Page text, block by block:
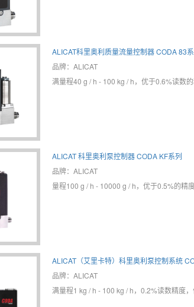
ALICAT科里奥利质量流量控制器 CODA 83
品牌：ALICAT
满量程40 g / h - 100 kg / h，优于0.6%读数
ALICAT 科里奥利泵控制器 CODA KF系列
品牌：ALICAT
量程100 g / h - 10000 g / h，优于0.5%的精
ALICAT（艾里卡特）科里奥利泵控制系统
品牌：ALICAT
满量程1 kg / h - 100 kg / h，0.2%读数精度